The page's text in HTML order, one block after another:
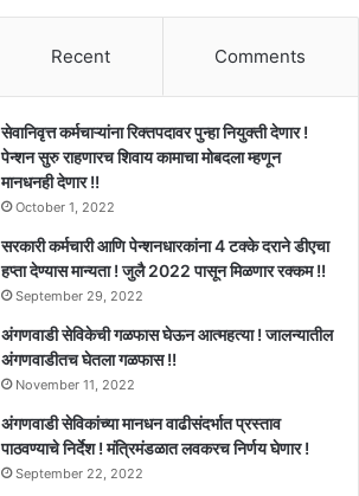
Recent Comments
सेवानिवृत्त कर्मचाऱ्यांना रिक्तपदावर पुन्हा नियुक्ती देणार !
पेन्शन सुरु राहणारच शिवाय कामाचा मोबदला म्हणून
मानधनही देणार !!
October 1, 2022
सरकारी कर्मचारी आणि पेन्शनधारकांना 4 टक्के दराने डीएचा
हप्ता देण्यास मान्यता ! जुलै 2022 पासून मिळणार रक्कम !!
September 29, 2022
अंगणवाडी सेविकेची गळफास घेऊन आत्महत्या ! जालन्यातील
अंगणवाडीतच घेतला गळफास !!
November 11, 2022
अंगणवाडी सेविकांच्या मानधन वाढीसंदर्भात प्रस्ताव
पाठवण्याचे निर्देश ! मंत्रिमंडळात लवकरच निर्णय घेणार !
September 22, 2022